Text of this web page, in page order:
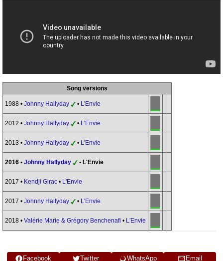
Song versions
1988 • Johnny Hallyday • L'Envie
2012 • Johnny Hallyday • L'Envie
2013 • Johnny Hallyday • L'Envie
2016 • Johnny Hallyday • L'Envie
2017 • Kendji Girac • L'Envie
2017 • Johnny Hallyday • L'Envie
2018 • Valérie Marie & Grégory Benchenafi • L'Envie
Facebook Twitter WhatsApp Email